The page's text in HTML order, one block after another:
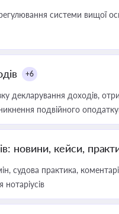
системи вищої
+6
декларування доходів,
подвійного
новини, кейси,
судова практика,